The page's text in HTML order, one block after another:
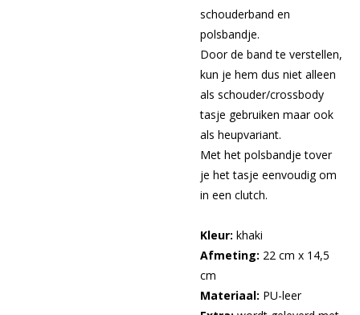
schouderband en
polsbandje.
Door de band te verstellen,
kun je hem dus niet alleen
als schouder/crossbody
tasje gebruiken maar ook
als heupvariant.
Met het polsbandje tover
je het tasje eenvoudig om
in een clutch.
Kleur: khaki
Afmeting: 22 cm x 14,5
cm
Materiaal: PU-leer